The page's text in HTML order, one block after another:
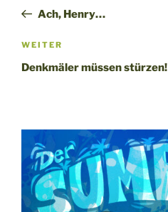
Beitrag
Ach, Henry…
Nächster
Beitrag
WEITER
Denkmäler müssen stürzen!